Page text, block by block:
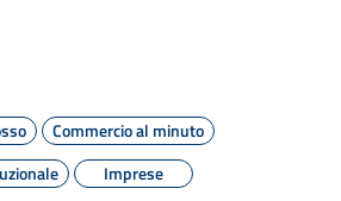
Commercio al minuto
Imprese